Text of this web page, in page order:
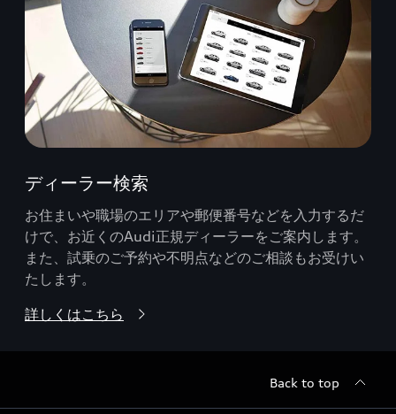
ディーラー検索
お住まいや職場のエリアや郵便番号などを入力するだ
けで、お近くのAudi正規ディーラーをご案内します。
また、試乗のご予約や不明点などのご相談もお受けい
たします。
詳しくはこちら
Back to top